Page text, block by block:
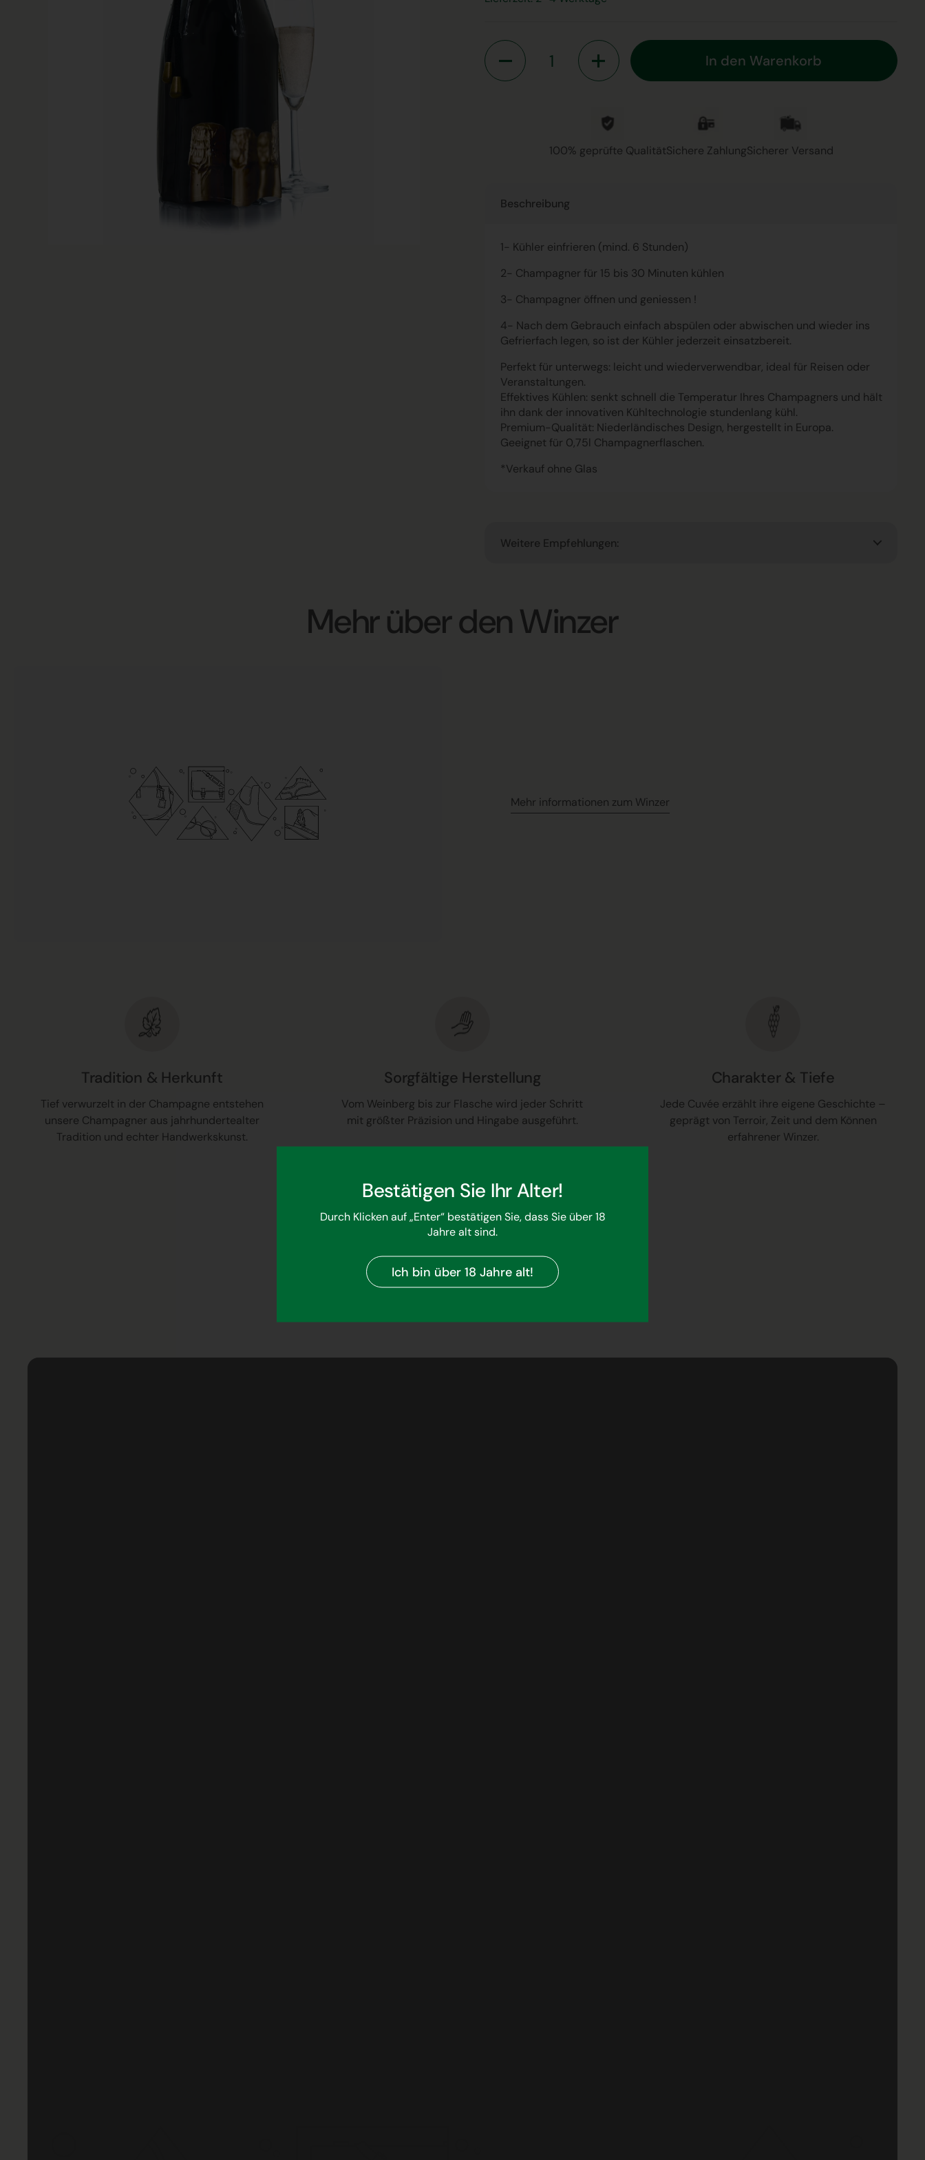
Anzahl
In den Warenkorb
100% geprüfte QualitätSichere ZahlungSicherer Versand
Beschreibung
1- Kühler einfrieren (mind. 6 Stunden)
2- Champagner für 15 bis 30 Minuten kühlen
3- Champagner öffnen und geniessen !
4- Nach dem Gebrauch einfach abspülen oder abwischen und wieder ins
Gefrierfach legen, so ist der Kühler jederzeit einsatzbereit.
Perfekt für unterwegs: leicht und wiederverwendbar, ideal für Reisen oder
Veranstaltungen.
Effektives Kühlen: senkt schnell die Temperatur Ihres Champagners und hält
ihn dank der innovativen Kühltechnologie stundenlang kühl.
Premium-Qualität: Niederländisches Design, hergestellt in Europa.
Geeignet für 0,75l Champagnerflaschen.
*Verkauf ohne Glas
Weitere Empfehlungen:
Mehr über den Winzer
Mehr informationen zum Winzer
Tradition & Herkunft
Tief verwurzelt in der Champagne entstehen
unsere Champagner aus jahrhundertealter
Tradition und echter Handwerkskunst.
Sorgfältige Herstellung
Vom Weinberg bis zur Flasche wird jeder Schritt
mit größter Präzision und Hingabe ausgeführt.
Charakter & Tiefe
Jede Cuvée erzählt ihre eigene Geschichte –
geprägt von Terroir, Zeit und dem Können
erfahrener Winzer.
Bestätigen Sie Ihr Alter!
Durch Klicken auf „Enter“ bestätigen Sie, dass Sie über 18
Jahre alt sind.
Ich bin über 18 Jahre alt!